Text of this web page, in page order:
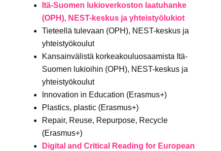
Itä-Suomen lukioverkoston laatuhanke
(OPH), NEST-keskus ja yhteistyölukiot
Tieteellä tulevaan (OPH), NEST-keskus ja
yhteistyökoulut
Kansainvälistä korkeakouluosaamista Itä-
Suomen lukioihin (OPH), NEST-keskus ja
yhteistyökoulut
Innovation in Education (Erasmus+)
Plastics, plastic (Erasmus+)
Repair, Reuse, Repurpose, Recycle
(Erasmus+)
Digital and Critical Reading for European